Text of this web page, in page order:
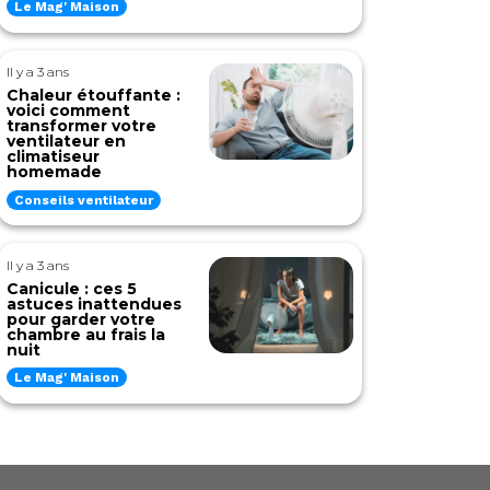
Le Mag' Maison
Il y a 3 ans
Chaleur étouffante :
voici comment
transformer votre
ventilateur en
climatiseur
homemade
Conseils ventilateur
Il y a 3 ans
Canicule : ces 5
astuces inattendues
pour garder votre
chambre au frais la
nuit
Le Mag' Maison